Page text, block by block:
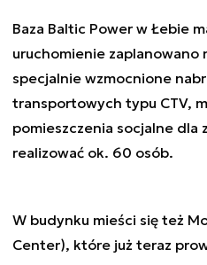
Baza Baltic Power w Łebie
uruchomienie zaplanowano
specjalnie wzmocnione
transportowych typu CTV,
pomieszczenia socjalne dla
realizować ok. 60 osób.
W budynku mieści się też
Center), które już teraz